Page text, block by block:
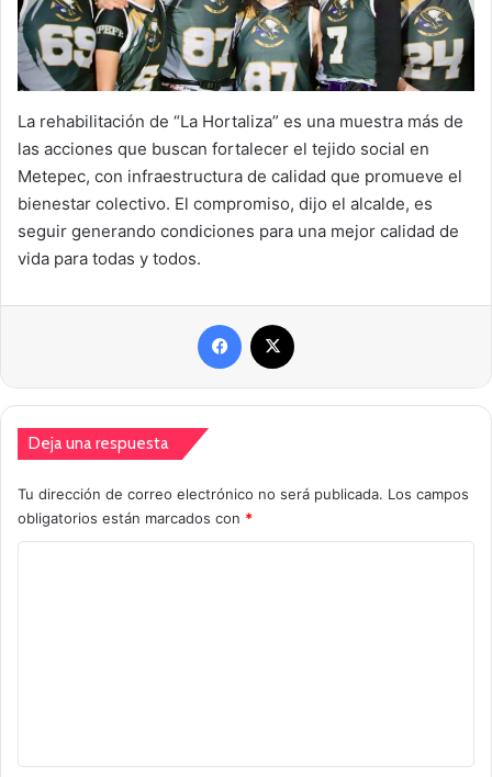
La rehabilitación de “La Hortaliza” es una muestra más de
las acciones que buscan fortalecer el tejido social en
Metepec, con infraestructura de calidad que promueve el
bienestar colectivo. El compromiso, dijo el alcalde, es
seguir generando condiciones para una mejor calidad de
vida para todas y todos.
Facebook
Deja una respuesta
Tu dirección de correo electrónico no será publicada. Los campos
obligatorios están marcados con *